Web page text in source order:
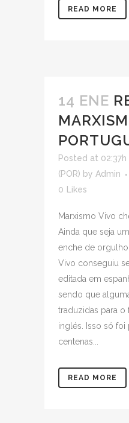
READ MORE
14 ENE
Posted at 02:37h
(POR) by Admin
0
Likes
Marxismo Vivo
Ainda que seja
enche de
Vivo conseguiu
editada em
sendo que
traduzidas para o
inglés. Isso só
centenas...
READ MORE